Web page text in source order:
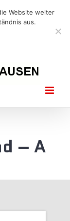
– A
Website weiter
aus.